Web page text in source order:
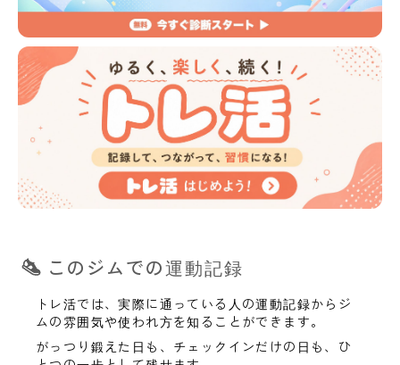
このジムでの運動記録
トレ活では、実際に通っている人の運動記録からジ
ムの雰囲気や使われ方を知ることができます。
がっつり鍛えた日も、チェックインだけの日も、ひ